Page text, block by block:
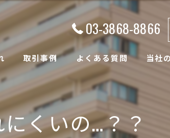
03-3868-8866
取引事例 よくある質問 当社
くいの…？？